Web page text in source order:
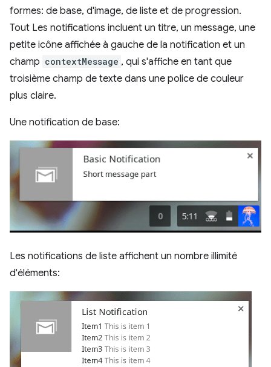
formes: de base, d'image, de liste et de progression.
Tout Les notifications incluent un titre, un message, une
petite icône affichée à gauche de la notification et un
champ contextMessage , qui s'affiche en tant que
troisième champ de texte dans une police de couleur
plus claire.
Une notification de base:
Les notifications de liste affichent un nombre illimité
d'éléments: